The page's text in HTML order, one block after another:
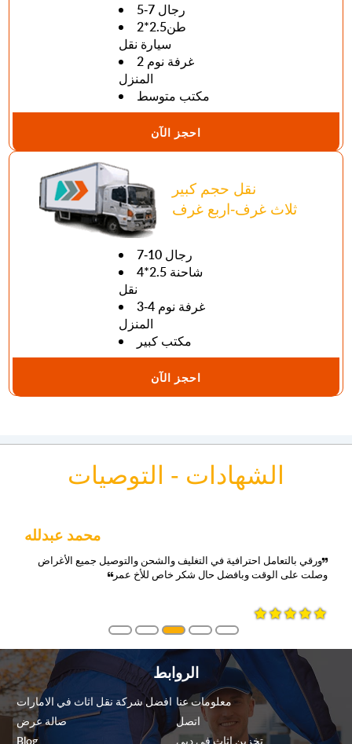
5-7 رجال
طن2.5*2
سيارة نقل
2 غرفة نوم
المنزل
مكتب متوسط
احجز الآن
نقل حجم كبير
ثلاث غرف-اربع غرف
7-10 رجال
4*2.5 شاحنة
نقل
3-4 غرفة نوم
المنزل
مكتب كبير
احجز الآن
الشهادات - التوصيات
محمد عبدلله
ورقي بالتعامل احترافية في التغليف والشحن والتوصيل جميع الأغراض
وصلت على الوقت وبافضل حال شكر خاص للأخ عمر
الروابط
افضل شركة نقل اثاث في الامارات معلومات عنا
صالة عرض
اتصل
Blog
تخزين اثاث في دبي